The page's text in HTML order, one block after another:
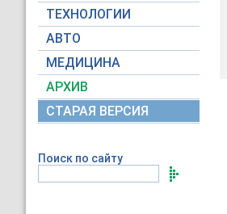
ТЕХНОЛОГИИ
АВТО
МЕДИЦИНА
АРХИВ
СТАРАЯ ВЕРСИЯ
Поиск по сайту